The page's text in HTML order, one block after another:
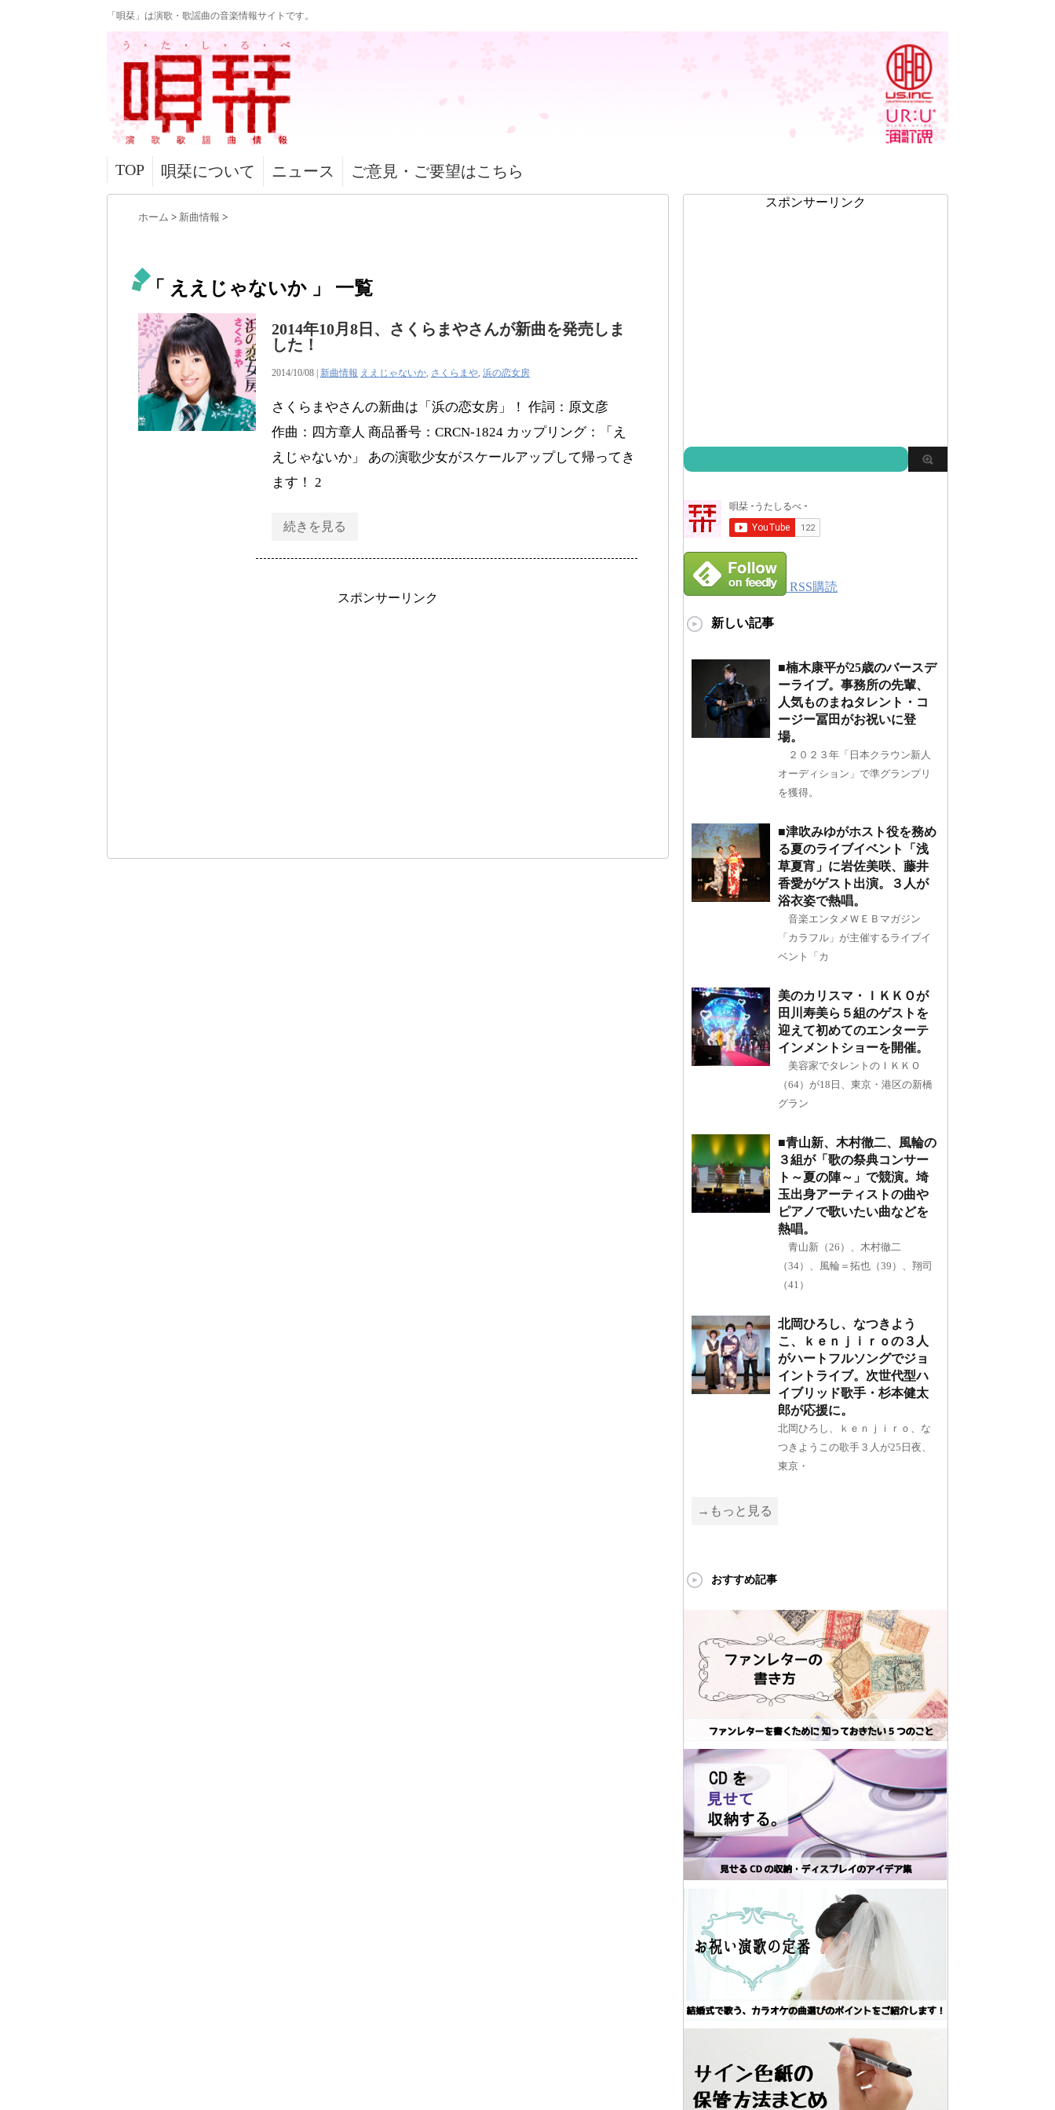
「唄栞」は演歌・歌謡曲の音楽情報サイトです。
TOP 唄栞について ニュース ご意見・ご要望はこちら
ホーム > 新曲情報 >
「 ええじゃないか 」 一覧
2014年10月8日、さくらまやさんが新曲を発売しま
した！
2014/10/08 | 新曲情報 ええじゃないか, さくらまや, 浜の恋女房
さくらまやさんの新曲は「浜の恋女房」！ 作詞：原文彦
作曲：四方章人 商品番号：CRCN-1824 カップリング：「え
えじゃないか」 あの演歌少女がスケールアップして帰ってき
ます！ 2
続きを見る
スポンサーリンク
スポンサーリンク
RSS購読
新しい記事
■楠木康平が25歳のバースデ
ーライブ。事務所の先輩、
人気ものまねタレント・コ
ージー冨田がお祝いに登
場。
２０２３年「日本クラウン新人
オーディション」で準グランプリ
を獲得。
■津吹みゆがホスト役を務め
る夏のライブイベント「浅
草夏宵」に岩佐美咲、藤井
香愛がゲスト出演。３人が
浴衣姿で熱唱。
音楽エンタメＷＥＢマガジン
「カラフル」が主催するライブイ
ベント「カ
美のカリスマ・ＩＫＫＯが
田川寿美ら５組のゲストを
迎えて初めてのエンターテ
インメントショーを開催。
美容家でタレントのＩＫＫＯ
（64）が18日、東京・港区の新橋
グラン
■青山新、木村徹二、風輪の
３組が「歌の祭典コンサー
ト～夏の陣～」で競演。埼
玉出身アーティストの曲や
ピアノで歌いたい曲などを
熱唱。
青山新（26）、木村徹二
（34）、風輪＝拓也（39）、翔司
（41）
北岡ひろし、なつきよう
こ、ｋｅｎｊｉｒｏの３人
がハートフルソングでジョ
イントライブ。次世代型ハ
イブリッド歌手・杉本健太
郎が応援に。
北岡ひろし、ｋｅｎｊｉｒｏ、な
つきようこの歌手３人が25日夜、
東京・
→もっと見る
おすすめ記事